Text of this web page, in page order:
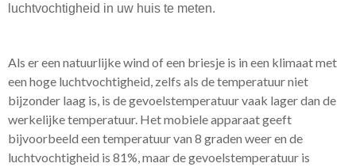
luchtvochtigheid in uw huis te meten.
Als er een natuurlijke wind of een briesje is in een klimaat met
een hoge luchtvochtigheid, zelfs als de temperatuur niet
bijzonder laag is, is de gevoelstemperatuur vaak lager dan de
werkelijke temperatuur. Het mobiele apparaat geeft
bijvoorbeeld een temperatuur van 8 graden weer en de
luchtvochtigheid is 81%, maar de gevoelstemperatuur is